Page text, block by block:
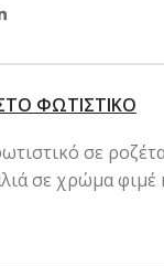
ΦΩΤΙΣΤΙΚΟ
σε
σε χρώμα φιμέ